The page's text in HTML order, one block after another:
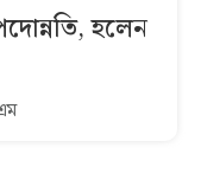
হলেন